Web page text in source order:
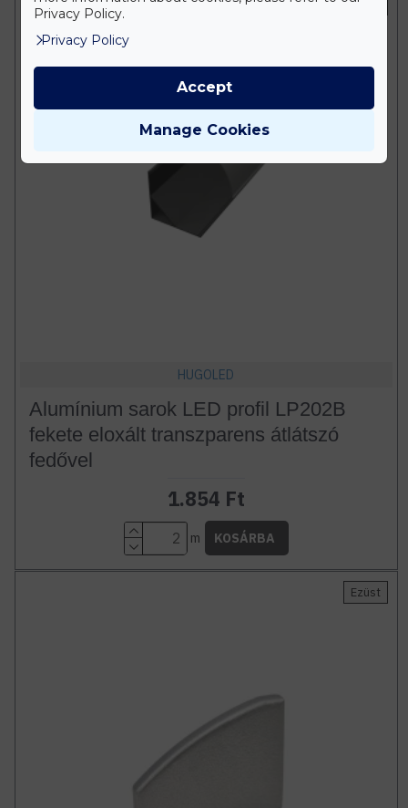
Fekete
HUGOLED
Alumínium sarok LED profil LP202B
fekete eloxált transzparens átlátszó
fedővel
1.854 Ft
m KOSÁRBA
Ezüst
Privacy Policy.
Privacy Policy
Manage Cookies
Accept